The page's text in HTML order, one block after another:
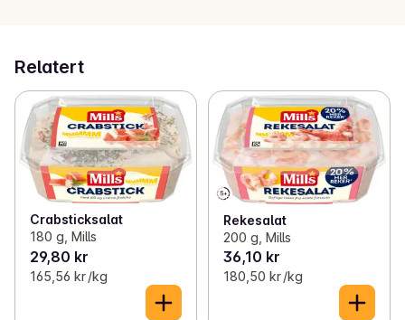
Relatert
Crabsticksalat
180 g, Mills
29,80 kr
165,56 kr /kg
Rekesalat
200 g, Mills
36,10 kr
180,50 kr /kg